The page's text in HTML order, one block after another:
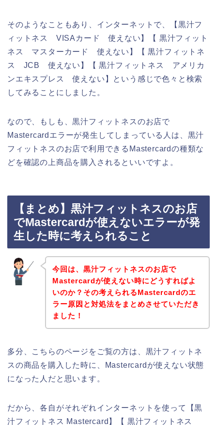
そのようなこともあり、インターネットで、【黒汁フ
ィットネス VISAカード 使えない】【 黒汁フィット
ネス マスターカード 使えない】【 黒汁フィットネ
ス JCB 使えない】【 黒汁フィットネス アメリカ
ンエキスプレス 使えない】という感じで色々と検索
してみることにしました。
なので、もしも、黒汁フィットネスのお店で
Mastercardエラーが発生してしまっている人は、黒汁
フィットネスのお店で利用できるMastercardの種類な
どを確認の上商品を購入されるといいですよ。
【まとめ】黒汁フィットネスのお店
でMastercardが使えないエラーが発
生した時に考えられること
今回は、黒汁フィットネスのお店で
Mastercardが使えない時にどうすればよ
いのか？その考えられるMastercardのエ
ラー原因と対処法をまとめさせていただき
ました！
多分、こちらのページをご覧の方は、黒汁フィットネ
スの商品を購入した時に、Mastercardが使えない状態
になった人だと思います。
だから、各自がそれぞれインターネットを使って【黒
汁フィットネス Mastercard】【 黒汁フィットネス